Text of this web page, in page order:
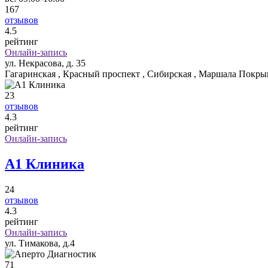
167
отзывов
4.5
рейтинг
Онлайн-запись
ул. Некрасова, д. 35
Гагаринская , Красный проспект , Сибирская , Маршала
23
отзывов
4.3
рейтинг
Онлайн-запись
А1 Клиника
24
отзывов
4.3
рейтинг
Онлайн-запись
ул. Тимакова, д.4
71